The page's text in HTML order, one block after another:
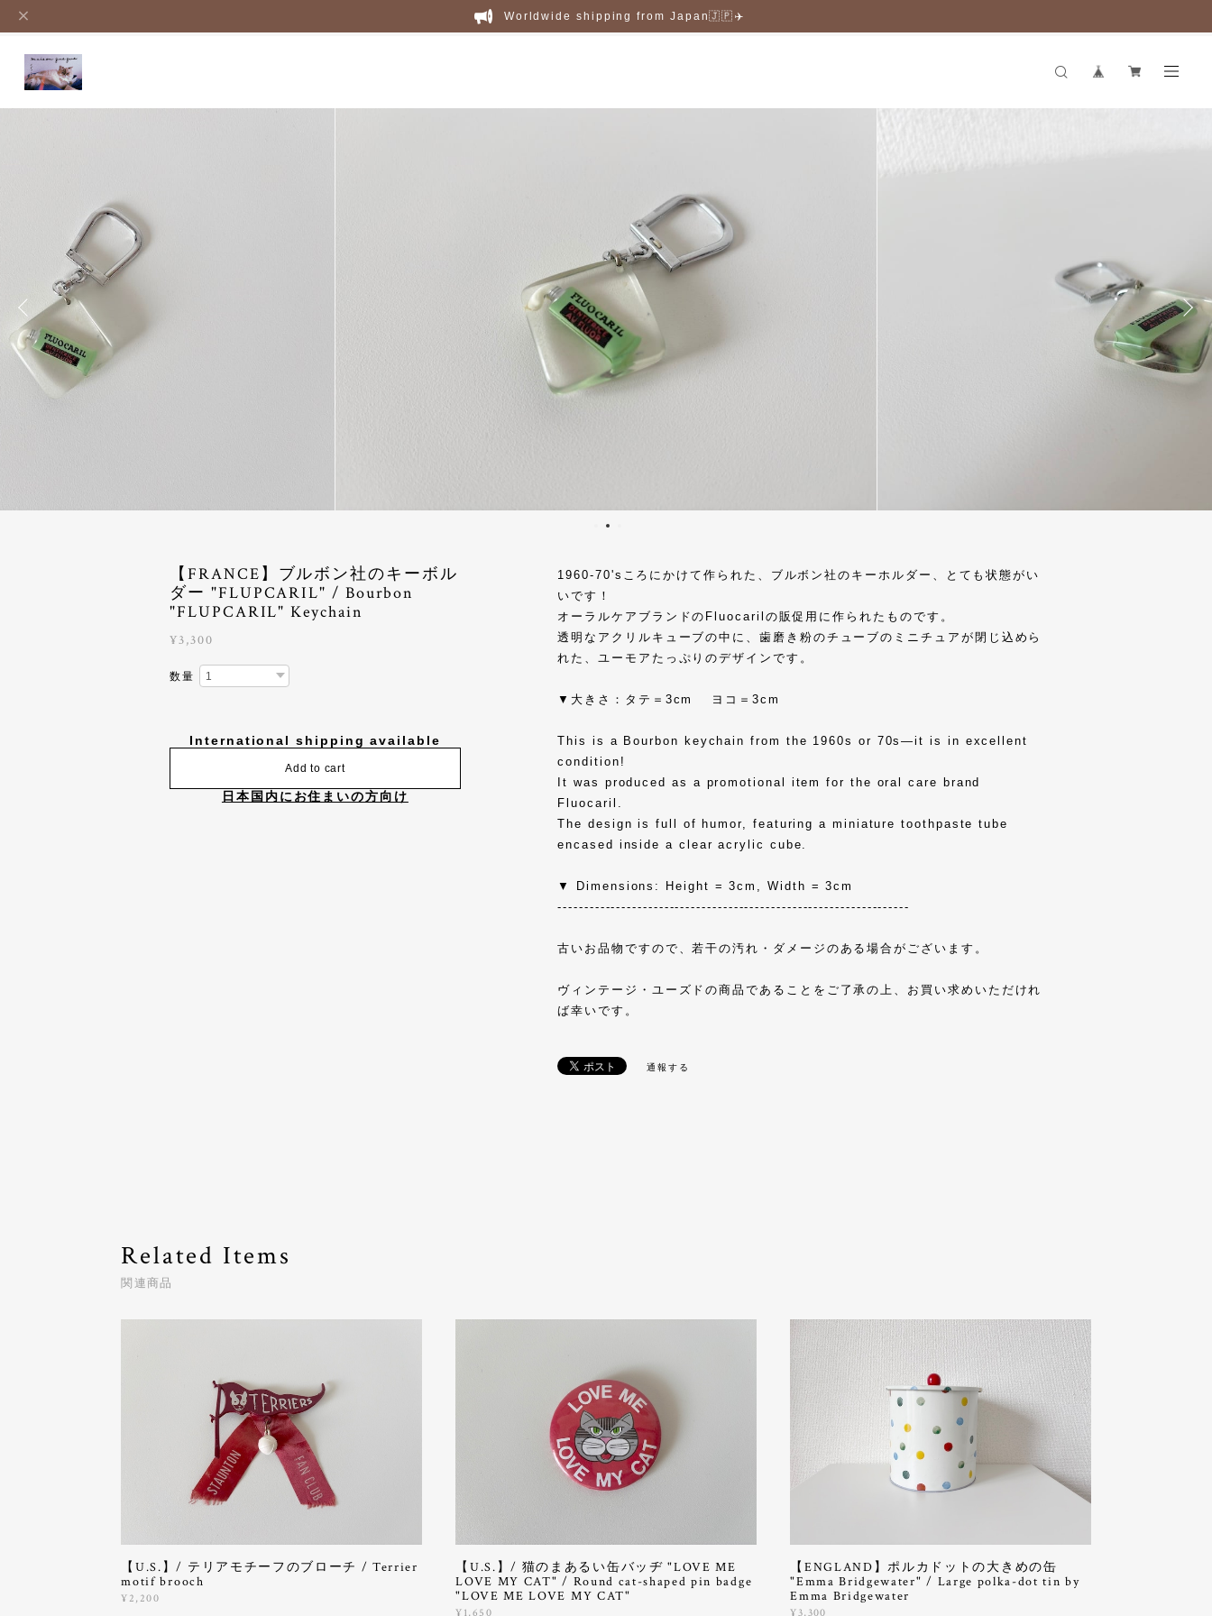
Worldwide shipping from Japan🇯🇵✈️
【FRANCE】ブルボン社のキーボル
ダー "FLUPCARIL" / Bourbon
"FLUPCARIL" Keychain
¥3,300
数量
International shipping available
Add to cart
日本国内にお住まいの方向け
1960-70'sころにかけて作られた、ブルボン社のキーホルダー、とても状態がい
いです！
オーラルケアブランドのFluocarilの販促用に作られたものです。
透明なアクリルキューブの中に、歯磨き粉のチューブのミニチュアが閉じ込めら
れた、ユーモアたっぷりのデザインです。
▼大きさ：タテ＝3cm ヨコ＝3cm
This is a Bourbon keychain from the 1960s or 70s—it is in excellent
condition!
It was produced as a promotional item for the oral care brand
Fluocaril.
The design is full of humor, featuring a miniature toothpaste tube
encased inside a clear acrylic cube.
▼ Dimensions: Height = 3cm, Width = 3cm
------------------------------------------------------------------
古いお品物ですので、若干の汚れ・ダメージのある場合がございます。
ヴィンテージ・ユーズドの商品であることをご了承の上、お買い求めいただけれ
ば幸いです。
通報する
Related Items
関連商品
【U.S.】/ テリアモチーフのブローチ / Terrier
motif brooch
¥2,200
【U.S.】/ 猫のまあるい缶バッヂ "LOVE ME
LOVE MY CAT" / Round cat-shaped pin badge
"LOVE ME LOVE MY CAT"
¥1,650
【ENGLAND】ポルカドットの大きめの缶
"Emma Bridgewater" / Large polka-dot tin by
Emma Bridgewater
¥3,300